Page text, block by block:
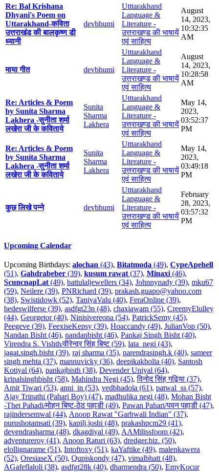
Re: Bal Krishana
Dhyani's Poem on
Uttarakhand-कविता
उत्तराखंड की बालकृष्ण डी
ध्यानी
devbhumi
Utttarakhand
Language &
Literature -
उत्तराखण्ड की भाषायें
एवं साहित्य
August
14, 2023,
10:32:35
AM
माया गीत devbhumi
Utttarakhand
Language &
Literature -
उत्तराखण्ड की भाषायें
एवं साहित्य
August
14, 2023,
10:28:58
AM
Re: Articles & Poem
by Sunita Sharma
Lakhera -सुनीता शर्मा
लखेरा जी के कविताये
Sunita
Sharma
Lakhera
Utttarakhand
Language &
Literature -
उत्तराखण्ड की भाषायें
एवं साहित्य
May 14,
2023,
03:52:37
PM
Re: Articles & Poem
by Sunita Sharma
Lakhera -सुनीता शर्मा
लखेरा जी के कविताये
Sunita
Sharma
Lakhera
Utttarakhand
Language &
Literature -
उत्तराखण्ड की भाषायें
एवं साहित्य
May 14,
2023,
03:49:18
PM
कुछ लिखे पन्ने devbhumi
Utttarakhand
Language &
Literature -
उत्तराखण्ड की भाषायें
एवं साहित्य
February
28, 2023,
03:57:32
PM
Upcoming Calendar
Upcoming Birthdays: alochan (43), Bitatmoda (49), CypeApehell
(51), Gahdrabeber (39), kusum rawat(37), Minaxi(46),
ScuncnapLat(49), battulaljewellers (34), Johnnynady (39), mku67
(59), Neilere (39), PNRichard (39), prakash.guapo@yahoo.com
(38), Swistidowk (52), TaniyaValu (40), FeraOnline (39),
hedeswilferse (39), asdfgt23n (48), chaxiawam (55), CreemyElulley
(44), Georgetor (40), Ninisivereona (54), PatrickSemy (45),
Peegeve (39), FeexiseKepsy (39), Hoaccandy (49), JulianVop (50),
Nandan Bisht (46), nandanbisht (46), Pankaj Singh Bisht (40),
Virendra S. Vishth/वीरेन्द्र सिंह बिष्ट (59), lata_negi (43),
jagat.singh.bisht (39), raj sharma (35), narendrasingh.k (40), sameer
singh mehta (37), mannuvicky (36), deepikakholia (40), Santosh
Kotiyal (64), pankajbisth (38), Devender Uniyal (64),
kripalsinghbisht (58), Mahindra Negi (45),विनोद सिंह गढ़िया (37),
Amit Tiwari (53), anni_in (53), vedbhadola (61), patwal_ss (57),
Ajay Tripathi (Pahari Boy) (47), madhulika negi (48), Mohan Bisht
-Thet Pahadi/मोहन बिष्ट-ठेठ पहाडी (49), Pawan Pahari/पवन पहाडी (47),
rajindersemwal (44), Anoop Rawat "Garhwali Indian" (37),
purushotamsati (39), kapilj.joshi (48), prakashpcm29 (41),
devendrasharma (48), dkagdiyal (49), AAMilissfoom (42),
adventureroy (41), Anoop Raturi (63), dredger.biz. (50),
elollignarame (51), Intoftoxy (51), kaYaftike (49), malenkawera
(52), OresiaseX (50), Qupiskondy (47), vimalbhatt (48),
AGafeflaloli (38), asdfgt28k (40), dharmendra (50), EmyKocur